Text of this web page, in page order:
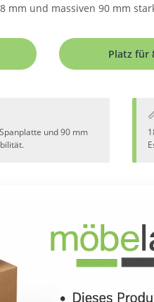
mm und massiven 90 mm
Platz für
und 90 mm